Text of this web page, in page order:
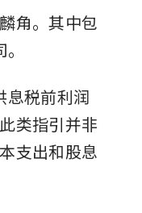
角。其中包
税前利润
类指引并非
支出和股息